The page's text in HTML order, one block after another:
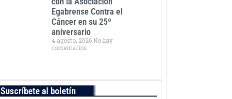
Egabrense Contra el
Cáncer en su 25º
aniversario
4 agosto, 2026 No hay
comentarios
Suscríbete al boletín